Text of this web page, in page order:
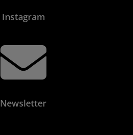
Instagram

Newsletter